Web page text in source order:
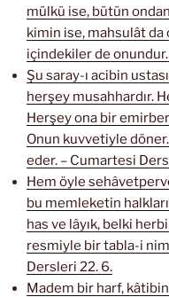
mülkü ise, bütün
kimin ise, mahsulât da
içindekiler de
Şu saray-ı acibin
herşey musahhardır.
Herşey ona bir
Onun kuvvetiyle
eder. – Cumartesi
Hem öyle
bu memleketin
has ve lâyık, belki
resmiyle bir tabla-i
Dersleri 22. 6.
Madem bir harf,